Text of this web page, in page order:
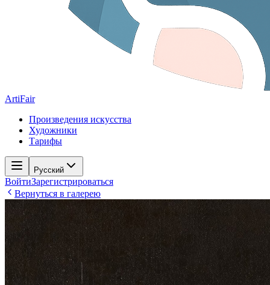
ArtiFair
Произведения искусства
Художники
Тарифы
Русский
ВойтиЗарегистрироваться
Вернуться в галерею